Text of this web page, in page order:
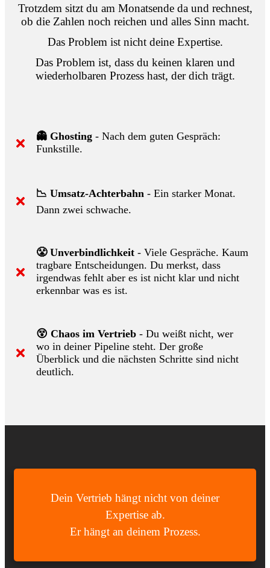
Trotzdem sitzt du am Monatsende da und rechnest,
ob die Zahlen noch reichen und alles Sinn macht.
Das Problem ist nicht deine Expertise.
Das Problem ist, dass du keinen klaren und
wiederholbaren Prozess hast, der dich trägt.
👻 Ghosting- Nach dem guten Gespräch:
Funkstille.
📉 Umsatz-Achterbahn - Ein starker Monat.
Dann zwei schwache.
😤 Unverbindlichkeit- Viele Gespräche. Kaum
tragbare Entscheidungen. Du merkst, dass
irgendwas fehlt aber es ist nicht klar und nicht
erkennbar was es ist.
😵 Chaos im Vertrieb- Du weißt nicht, wer
wo in deiner Pipeline steht. Der große
Überblick und die nächsten Schritte sind nicht
deutlich.
Dein Vertrieb hängt nicht von deiner
Expertise ab.
Er hängt an deinem Prozess.